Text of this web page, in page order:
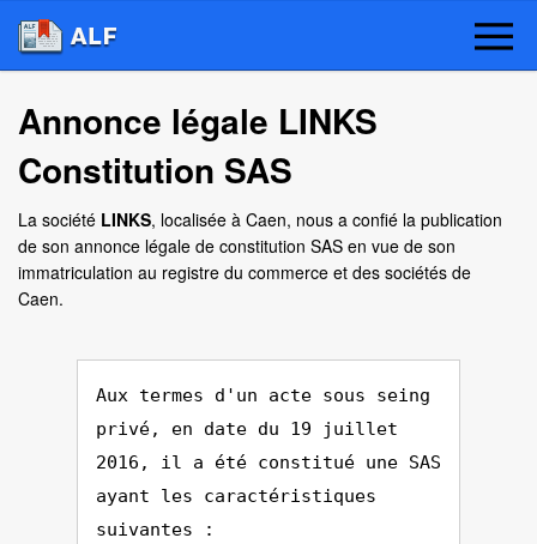
Annonce légale LINKS
Constitution SAS
La société LINKS, localisée à Caen, nous a confié la publication
de son annonce légale de constitution SAS en vue de son
immatriculation au registre du commerce et des sociétés de
Caen.
Aux termes d'un acte sous seing
privé, en date du 19 juillet
2016, il a été constitué une SAS
ayant les caractéristiques
suivantes :